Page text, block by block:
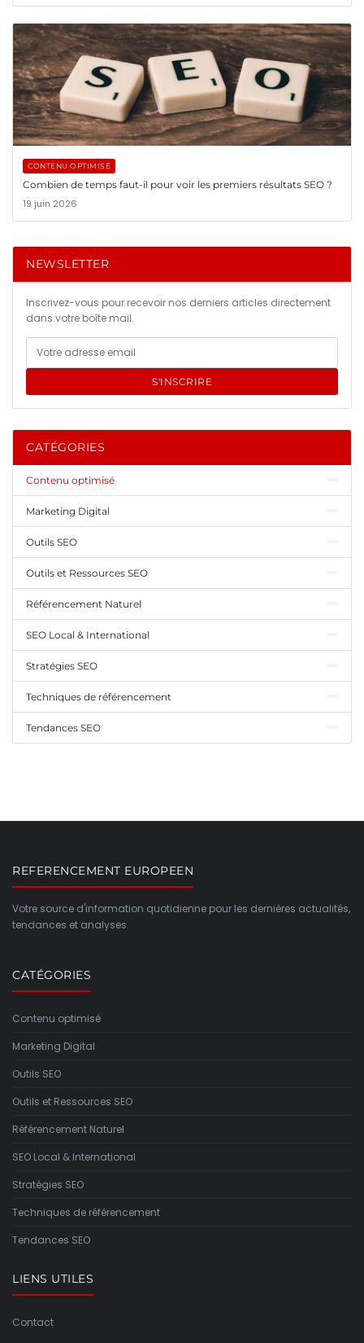
CONTENU OPTIMISÉ
Combien de temps faut-il pour voir les premiers résultats SEO ?
19 juin 2026
NEWSLETTER
Inscrivez-vous pour recevoir nos derniers articles directement
dans votre boîte mail.
S'INSCRIRE
CATÉGORIES
Contenu optimisé
Marketing Digital
Outils SEO
Outils et Ressources SEO
Référencement Naturel
SEO Local & International
Stratégies SEO
Techniques de référencement
Tendances SEO
REFERENCEMENT EUROPEEN
Votre source d'information quotidienne pour les dernières actualités,
tendances et analyses.
CATÉGORIES
Contenu optimisé
Marketing Digital
Outils SEO
Outils et Ressources SEO
Référencement Naturel
SEO Local & International
Stratégies SEO
Techniques de référencement
Tendances SEO
LIENS UTILES
Contact